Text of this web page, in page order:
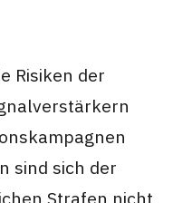
Risiken der
sind sich der
Strafen nicht